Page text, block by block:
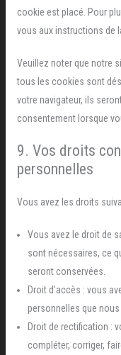
cookie est placé. Pour
vous aux instructions de
Veuillez noter que notre
tous les cookies sont
votre navigateur, ils
consentement lorsque
9. Vos droits
personnelles
Vous avez les droits
Vous avez le droit de
sont nécessaires, ce
seront conservées.
Droit d’accès : vous
personnelles que
Droit de rectification :
compléter, corriger,